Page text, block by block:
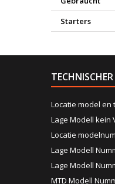
Starters
Locatie model en
Lage Modell kein
Locatie
Lage Modell
Lage Modell
MTD Modell